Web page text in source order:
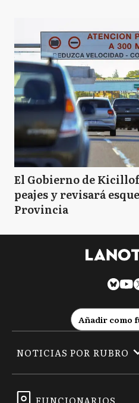
El Gobierno de
peajes y revisará
Provincia
Añadir como
NOTICIAS POR RUBRO